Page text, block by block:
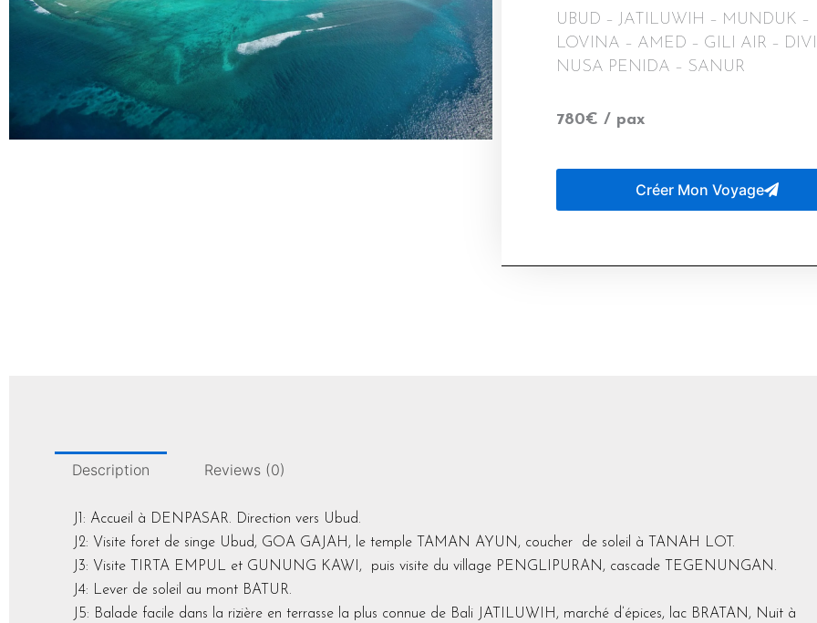
UBUD – JATILUWIH – MUNDUK –
LOVINA – AMED – GILI AIR –
NUSA PENIDA – SANUR
780€ / pax
Créer Mon Voyage
Description Reviews (0)
J1: Accueil à DENPASAR. Direction vers Ubud.
J2: Visite foret de singe Ubud, GOA GAJAH, le temple TAMAN AYUN, coucher de soleil à TANAH LOT.
J3: Visite TIRTA EMPUL et GUNUNG KAWI, puis visite du village PENGLIPURAN, cascade TEGENUNGAN.
J4: Lever de soleil au mont BATUR.
J5: Balade facile dans la rizière en terrasse la plus connue de Bali JATILUWIH, marché d’épices, lac BRATAN, Nuit à